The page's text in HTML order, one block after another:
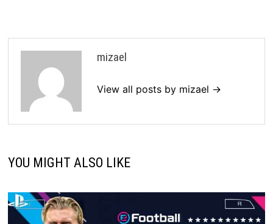
mizael
View all posts by mizael →
YOU MIGHT ALSO LIKE